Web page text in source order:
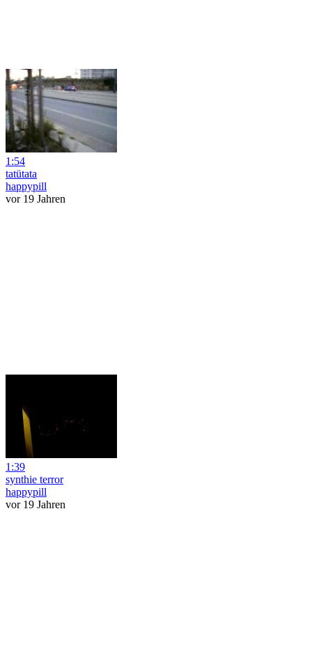
1:54
tatütata
happypill
vor 19 Jahren
1:39
synthie terror
happypill
vor 19 Jahren